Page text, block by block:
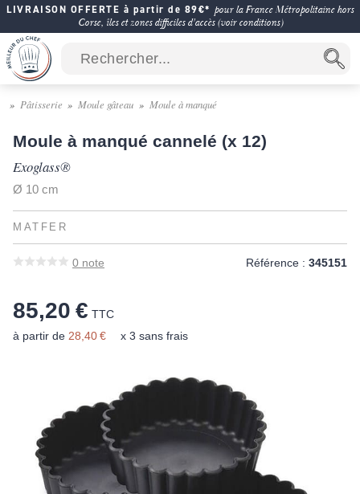
LIVRAISON OFFERTE à partir de 89€* pour la France Métropolitaine hors
Corse, îles et zones difficiles d'accès (voir conditions)
Pâtisserie Moule gâteau Moule à manqué
Moule à manqué cannelé (x 12)
Exoglass®
Ø 10 cm
MATFER
0 note Référence : 345151
85,20 € TTC
à partir de 28,40 € x 3 sans frais